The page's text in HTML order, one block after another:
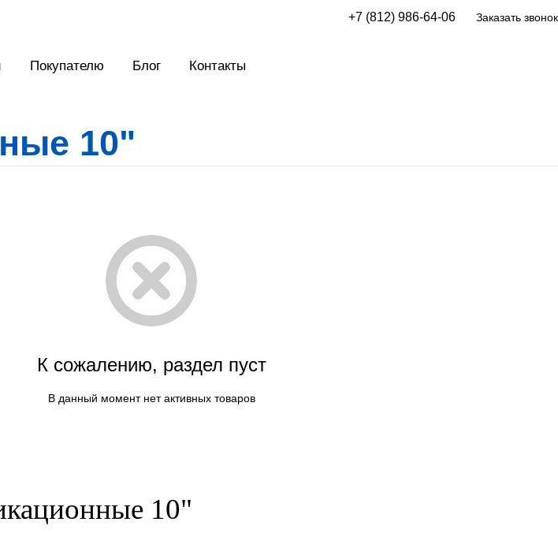
+7 (812) 986-64-06 Заказать звонок
Покупателю Блог Контакты
10"
К сожалению, раздел пуст
В данный момент нет активных товаров
10"